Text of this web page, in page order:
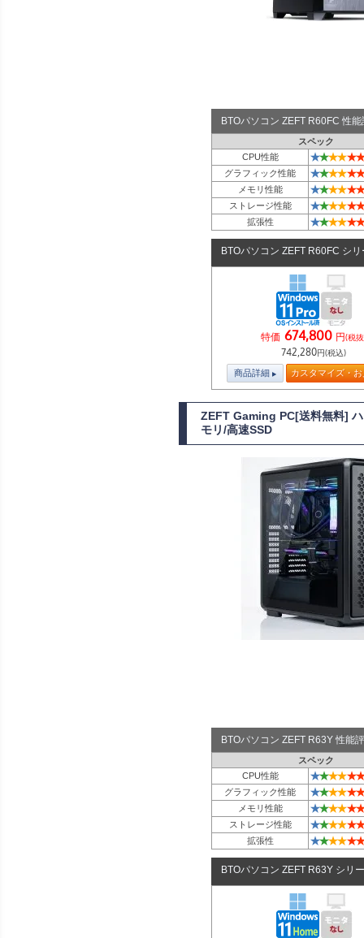
BTOパソコン ZEFT R60FC 性
スペック
CPU性能
★★★★★★
グラフィック性能 ★★★★★★
メモリ性能 ★★★★★★
ストレージ性能 ★★★★★★
拡張性 ★★★★★★
BTOパソコン ZEFT R60FC シリ
特価 674,800 円(税
742,280円(税込)
商品詳細 カスタマイズ・
ZEFT Gaming PC[送料無料]
モリ/高速SSD
BTOパソコン ZEFT R63Y 性能
スペック
CPU性能
★★★★★★
グラフィック性能 ★★★★★★
メモリ性能 ★★★★★★
ストレージ性能 ★★★★★★
拡張性 ★★★★★★
BTOパソコン ZEFT R63Y シリ